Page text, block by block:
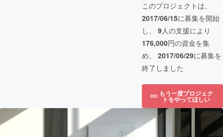
このプロジェクトは、
2017/06/15に募集を開始
し、 9人の支援により
176,000円の資金を集
め、 2017/06/29に募集を
終了しました
もう一度プロジェク
トをやってほしい